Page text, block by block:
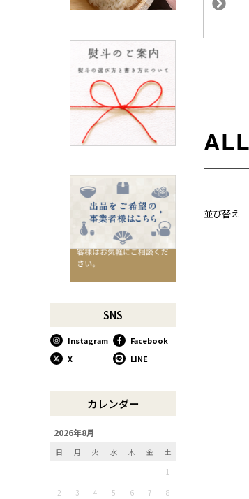
ノスタルジックな肥前びーど
SUSgalleryと過ごす至福の時
千切りピーラーで仕込んでみ
星座マグでくつろぎのひとと
コーヒーミルで格別な1杯を
味わう
行平鍋があればたいていのこ
とは大丈夫。
馬毛歯ブラシがオススメな理
お祝い事に欠かせない「ミニ
使い込んで育てる道具、卵焼
き鍋
リンゴのための魅せるナイフ
『pomme』
「毎日納豆を食べていま
てほしい山只華陶苑の納豆鉢
調理から盛り付けまでこなす
「寿 菜箸」は、とても優秀
SNS
Instagram
Facebook
X
LINE
カレンダー
2026年8月
日 月 火 水 木 金
土
1
2
3 4 5 6 7
8
並び替え